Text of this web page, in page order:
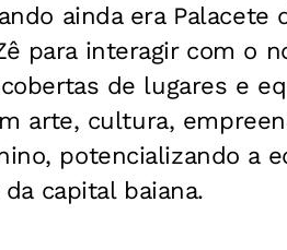
ainda era Palacete
para interagir com o
de lugares e
arte, cultura,
potencializando a
capital baiana.